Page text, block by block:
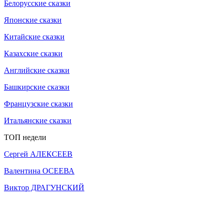
Белорусские сказки
Японские сказки
Китайские сказки
Казахские сказки
Английские сказки
Башкирские сказки
Французские сказки
Итальянские сказки
ТОП недели
Сергей АЛЕКСЕЕВ
Валентина ОСЕЕВА
Виктор ДРАГУНСКИЙ